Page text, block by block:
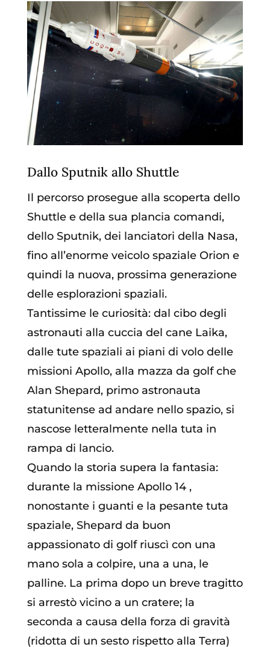
Dallo Sputnik allo Shuttle
Il percorso prosegue alla scoperta dello
Shuttle e della sua plancia comandi,
dello Sputnik, dei lanciatori della Nasa,
fino all’enorme veicolo spaziale Orion e
quindi la nuova, prossima generazione
delle esplorazioni spaziali.
Tantissime le curiosità: dal cibo degli
astronauti alla cuccia del cane Laika,
dalle tute spaziali ai piani di volo delle
missioni Apollo, alla mazza da golf che
Alan Shepard, primo astronauta
statunitense ad andare nello spazio, si
nascose letteralmente nella tuta in
rampa di lancio.
Quando la storia supera la fantasia:
durante la missione Apollo 14 ,
nonostante i guanti e la pesante tuta
spaziale, Shepard da buon
appassionato di golf riuscì con una
mano sola a colpire, una a una, le
palline. La prima dopo un breve tragitto
si arrestò vicino a un cratere; la
seconda a causa della forza di gravità
(ridotta di un sesto rispetto alla Terra)